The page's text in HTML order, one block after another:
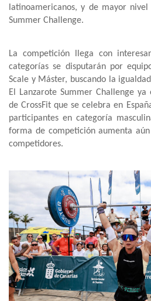
latinoamericanos, y de mayor
Summer Challenge.
La competición llega con
categorías se disputarán por
Scale y Máster, buscando la
El Lanzarote Summer Challenge
de CrossFit que se celebra en
participantes en categoría
forma de competición aumenta
competidores.